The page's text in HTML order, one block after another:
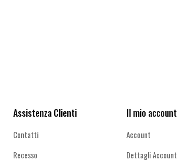
Assistenza Clienti
Contatti
Recesso
Il mio account
Account
Dettagli Account